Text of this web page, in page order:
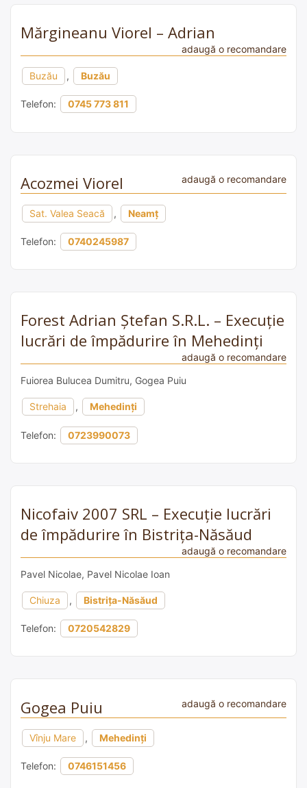
Mărgineanu Viorel – Adrian
adaugă o recomandare
Buzău , Buzău
Telefon: 0745 773 811
Acozmei Viorel adaugă o recomandare
Sat. Valea Seacă , Neamț
Telefon: 0740245987
Forest Adrian Ștefan S.R.L. – Execuție
lucrări de împădurire în Mehedinți
adaugă o recomandare
Fuiorea Bulucea Dumitru, Gogea Puiu
Strehaia , Mehedinți
Telefon: 0723990073
Nicofaiv 2007 SRL – Execuție lucrări
de împădurire în Bistrița-Năsăud
adaugă o recomandare
Pavel Nicolae, Pavel Nicolae Ioan
Chiuza , Bistrița-Năsăud
Telefon: 0720542829
Gogea Puiu adaugă o recomandare
Vînju Mare , Mehedinți
Telefon: 0746151456